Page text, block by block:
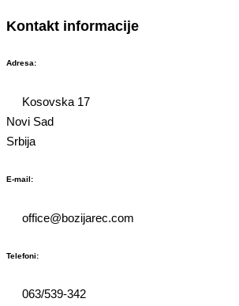
Kontakt informacije
Adresa:
Kosovska 17
Novi Sad
Srbija
E-mail:
office@bozijarec.com​
Telefoni:
063/539-342